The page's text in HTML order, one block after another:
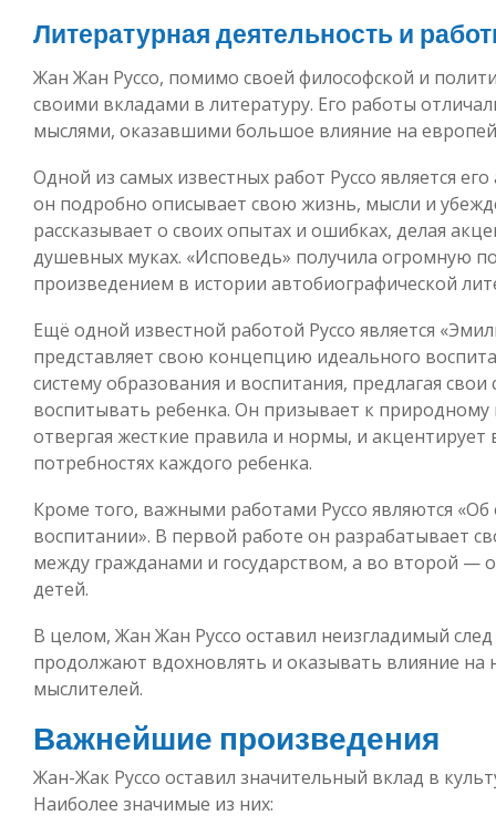
Литературная деятельность и
Жан Жан Руссо, помимо своей философской и
своими вкладами в литературу. Его работы
мыслями, оказавшими большое влияние на
Одной из самых известных работ Руссо является
он подробно описывает свою жизнь, мысли и
рассказывает о своих опытах и ошибках, делая
душевных муках. «Исповедь» получила огромную
произведением в истории автобиографической
Ещё одной известной работой Руссо является
представляет свою концепцию идеального
систему образования и воспитания, предлагая
воспитывать ребенка. Он призывает к
отвергая жесткие правила и нормы, и
потребностях каждого ребенка.
Кроме того, важными работами Руссо являются
воспитании». В первой работе он разрабатывает
между гражданами и государством, а во второй —
детей.
В целом, Жан Жан Руссо оставил неизгладимый
продолжают вдохновлять и оказывать влияние на
мыслителей.
Важнейшие произведения
Жан-Жак Руссо оставил значительный вклад в
Наиболее значимые из них: